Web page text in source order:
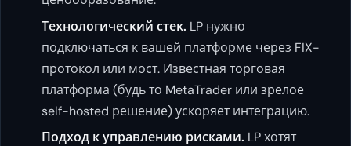
Технологический стек. LP нужно
подключаться к вашей платформе через FIX-
протокол или мост. Известная торговая
платформа (будь то MetaTrader или зрелое
self-hosted решение) ускоряет интеграцию.
Подход к управлению рисками. LP хотят